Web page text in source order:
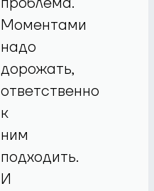
Моментами
надо
дорожать,
ответственно
к
ним
подходить.
И